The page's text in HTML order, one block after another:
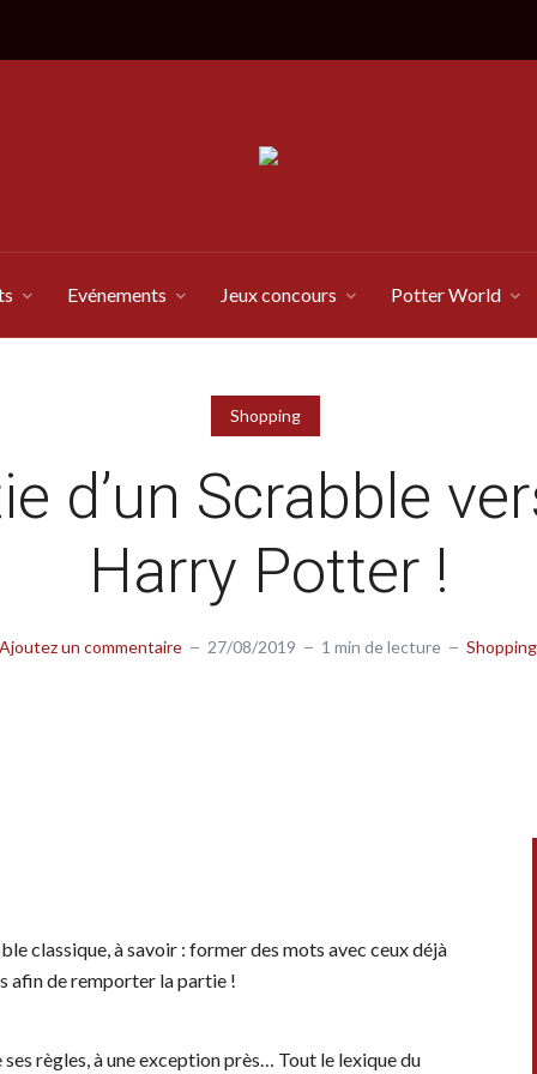
Evénements Jeux concours Potter World
Shopping
d’un Scrabble
Harry Potter !
Ajoutez un commentaire 27/08/2019 1 min de lecture Shopping
classique, à savoir : former des mots avec ceux déjà
afin de remporter la partie !
règles, à une exception près… Tout le lexique du